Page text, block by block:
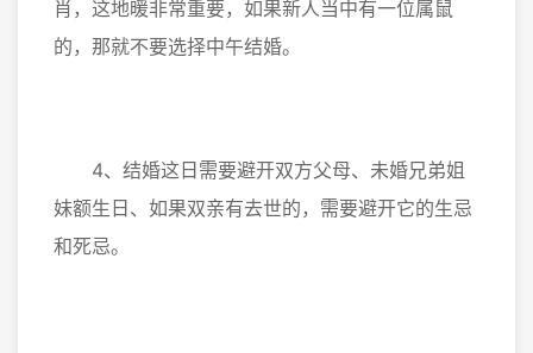
肖，这地暖非常重要，如果新人当中有一位属鼠
的，那就不要选择中午结婚。
4、结婚这日需要避开双方父母、未婚兄弟姐
妹额生日、如果双亲有去世的，需要避开它的生忌
和死忌。